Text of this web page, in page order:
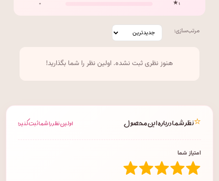
۱ ★
۰
مرتب‌سازی:
هنوز نظری ثبت نشده. اولین نظر را شما بگذارید!
⭐نظر شما درباره این محصول اولین نظر را شما ثبت کنید!
امتیاز شما